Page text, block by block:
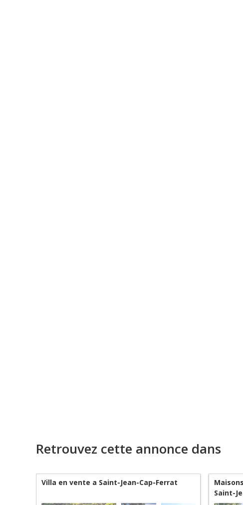
Retrouvez cette annonce dans
Villa en vente a Saint-Jean-Cap-Ferrat
Saint-